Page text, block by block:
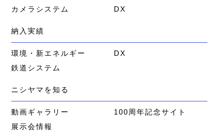
カメラシステム
DX
納入実績
環境・新エネルギー
DX
鉄道システム
ニシヤマを知る
動画ギャラリー
100周年記念サイト
展示会情報